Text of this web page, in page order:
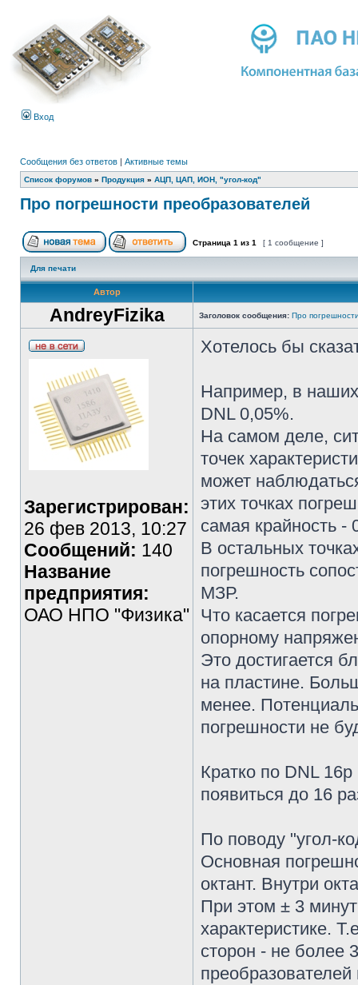
Вход
Сообщения без ответов | Активные темы
Список форумов » Продукция » АЦП, ЦАП, ИОН, "угол-код"
Про погрешности преобразователей
Страница 1 из 1 [ 1 сообщение ]
Для печати
Автор
AndreyFizika Заголовок сообщения: Про
Зарегистрирован:
26 фев 2013, 10:27
Сообщений: 140
Название
предприятия:
ОАО НПО "Физика"
Хотелось бы
Например, в
DNL 0,05%.
На самом деле,
точек
может
этих точках
самая крайность -
В остальных
погрешность
МЗР.
Что касается
опорному
Это достигается
на пластине.
менее.
погрешности не
Кратко по DNL
появиться до 16
По поводу "угол-
Основная
октант. Внутри
При этом ± 3
характеристике.
сторон - не более